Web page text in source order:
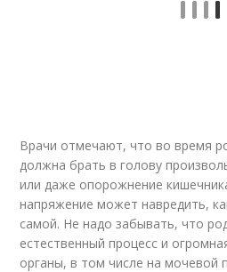
Врачи отмечают, что во время
должна брать в голову
или даже опорожнение
напряжение может навредить,
самой. Не надо забывать, что
естественный процесс и
органы, в том числе на мочевой